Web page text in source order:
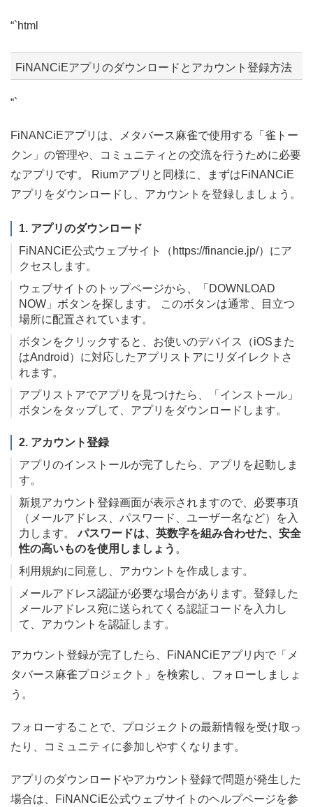
“`html
FiNANCiEアプリのダウンロードとアカウント登録方法
“`
FiNANCiEアプリは、メタバース麻雀で使用する「雀トー
クン」の管理や、コミュニティとの交流を行うために必要
なアプリです。 Riumアプリと同様に、まずはFiNANCiE
アプリをダウンロードし、アカウントを登録しましょう。
1. アプリのダウンロード
FiNANCiE公式ウェブサイト（https://financie.jp/）にア
クセスします。
ウェブサイトのトップページから、「DOWNLOAD
NOW」ボタンを探します。 このボタンは通常、目立つ
場所に配置されています。
ボタンをクリックすると、お使いのデバイス（iOSまた
はAndroid）に対応したアプリストアにリダイレクトさ
れます。
アプリストアでアプリを見つけたら、「インストール」
ボタンをタップして、アプリをダウンロードします。
2. アカウント登録
アプリのインストールが完了したら、アプリを起動しま
す。
新規アカウント登録画面が表示されますので、必要事項
（メールアドレス、パスワード、ユーザー名など）を入
力します。パスワードは、英数字を組み合わせた、安全
性の高いものを使用しましょう 。
利用規約に同意し、アカウントを作成します。
メールアドレス認証が必要な場合があります。登録した
メールアドレス宛に送られてくる認証コードを入力し
て、アカウントを認証します。
アカウント登録が完了したら、FiNANCiEアプリ内で「メ
タバース麻雀プロジェクト」を検索し、フォローしましょ
う。
フォローすることで、プロジェクトの最新情報を受け取っ
たり、コミュニティに参加しやすくなります。
アプリのダウンロードやアカウント登録で問題が発生した
場合は、FiNANCiE公式ウェブサイトのヘルプページを参